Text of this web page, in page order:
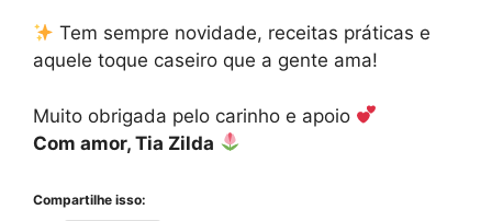
Tem sempre novidade, receitas práticas e
aquele toque caseiro que a gente ama!
Muito obrigada pelo carinho e apoio
Com amor, Tia Zilda
Compartilhe isso: